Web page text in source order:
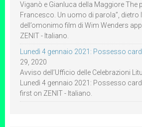
Viganò e Gianluca della Maggiore The
Francesco. Un uomo di parola”, dietro
dell’omonimo film di Wim Wenders
ZENIT - Italiano.
Lunedì 4 gennaio 2021: Possesso
29, 2020
Avviso dell’Ufficio delle Celebrazioni
Lunedì 4 gennaio 2021: Possesso
first on ZENIT - Italiano.